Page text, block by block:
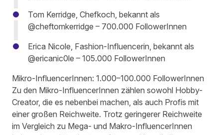
Tom Kerridge, Chefkoch, bekannt als
@cheftomkerridge – 700.000 FollowerInnen
Erica Nicole, Fashion-Influencerin, bekannt als
@ericanic0le – 105.000 FollowerInnen
Mikro-InfluencerInnen: 1.000–100.000 FollowerInnen
Zu den Mikro-InfluencerInnen zählen sowohl Hobby-
Creator, die es nebenbei machen, als auch Profis mit
einer großen Reichweite. Trotz geringerer Reichweite
im Vergleich zu Mega- und Makro-InfluencerInnen